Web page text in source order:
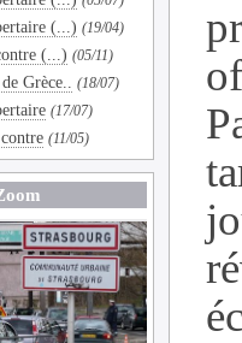
(...) (19/04)
(...) (05/11)
Grèce.. (18/07)
(17/07)
(11/05)